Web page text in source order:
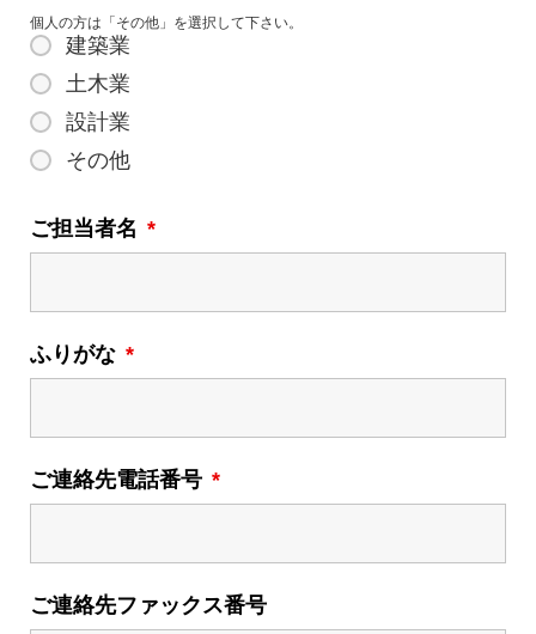
建築業
土木業
設計業
その他
個人の方は「その他」を選択して下さい。
ご担当者名 *
ふりがな *
ご連絡先電話番号 *
ご連絡先ファックス番号